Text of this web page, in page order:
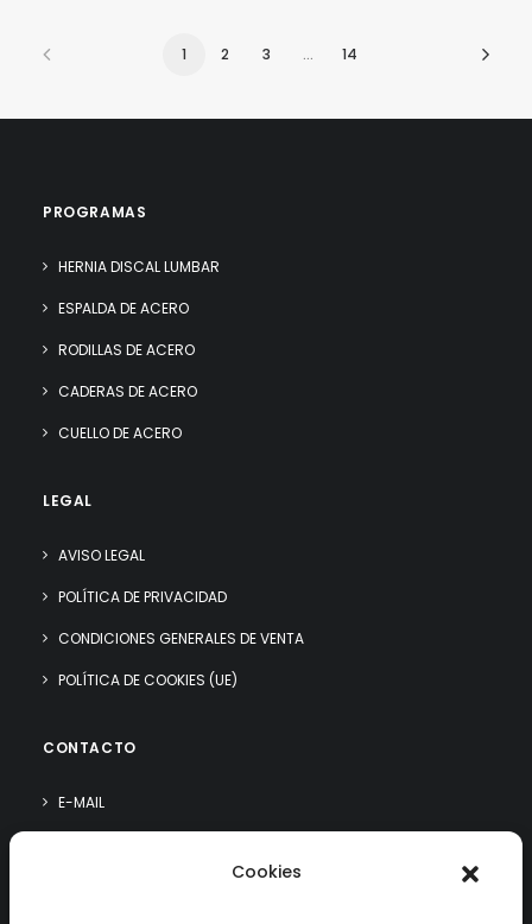
Cookies
1 2 3 … 14
PROGRAMAS
HERNIA DISCAL LUMBAR
ESPALDA DE ACERO
RODILLAS DE ACERO
CADERAS DE ACERO
CUELLO DE ACERO
LEGAL
AVISO LEGAL
POLÍTICA DE PRIVACIDAD
CONDICIONES GENERALES DE VENTA
POLÍTICA DE COOKIES (UE)
CONTACTO
E-MAIL